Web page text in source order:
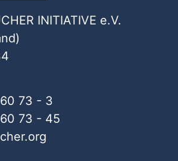
INITIATIVE e.V.
73 - 3
73 - 45
org